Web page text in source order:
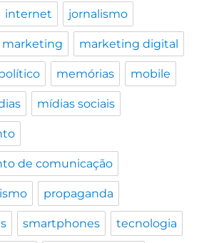
internet jornalismo
marketing marketing digital
memórias mobile
mídias sociais
de comunicação
propaganda
smartphones tecnologia